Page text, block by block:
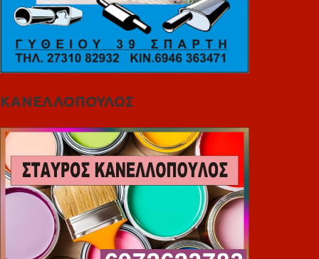
ΚΑΝΕΛΛΟΠΟΥΛΟΣ